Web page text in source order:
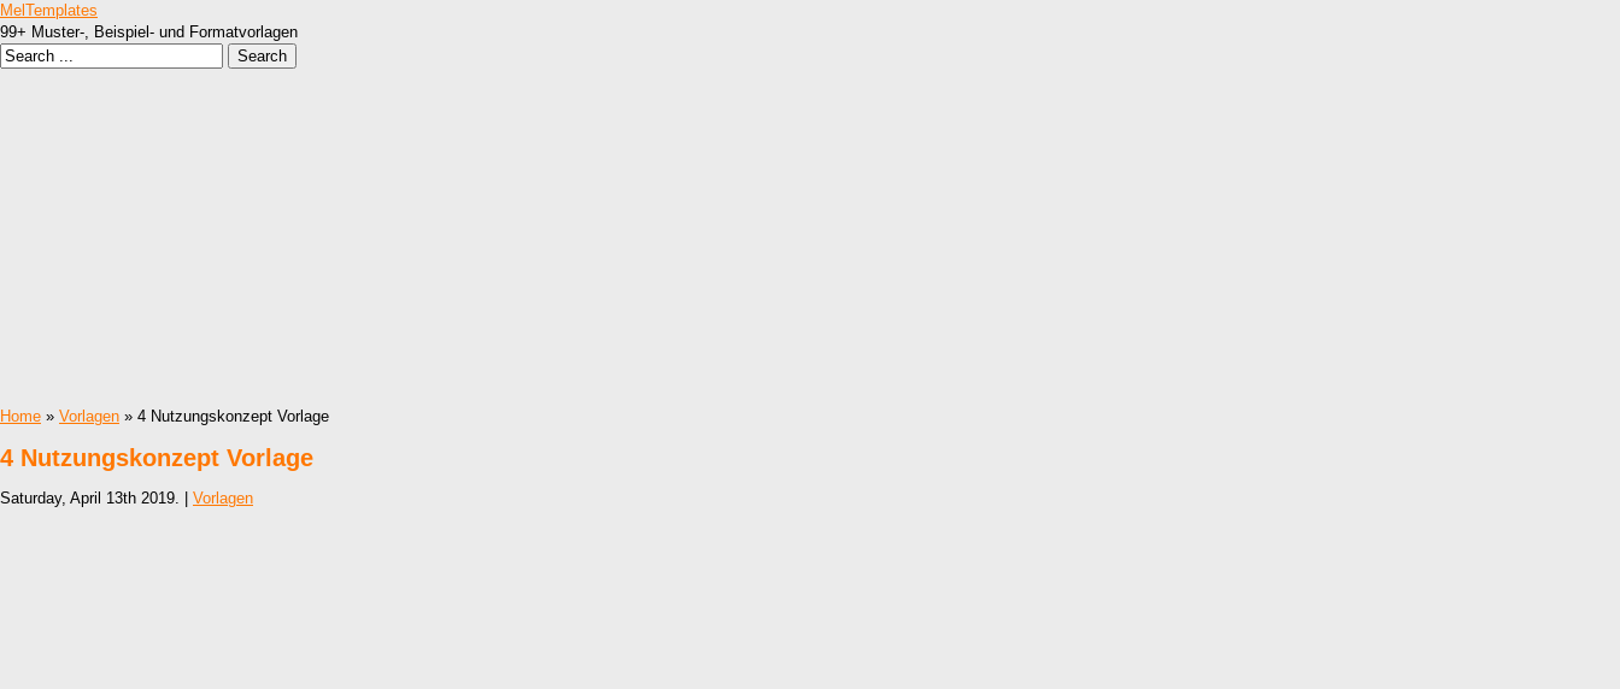
MelTemplates
99+ Muster-, Beispiel- und Formatvorlagen
Home » Vorlagen » 4 Nutzungskonzept Vorlage
4 Nutzungskonzept Vorlage
Saturday, April 13th 2019. | Vorlagen